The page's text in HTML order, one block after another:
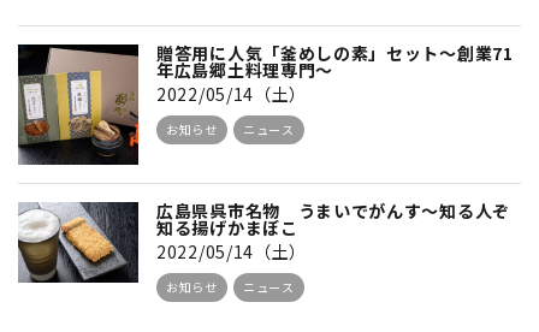
贈答用に人気「釜めしの素」セット～創業71
年広島郷土料理専門～
2022/05/14（土）
お知らせ ニュース
広島県呉市名物 うまいでがんす～知る人ぞ
知る揚げかまぼこ
2022/05/14（土）
お知らせ ニュース